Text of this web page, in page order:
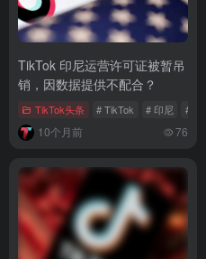
# 亚马逊
TikTok 印尼运营许可证被暂吊
销，因数据提供不配合？
TikTok头条 # TikTok # 印尼 # 运
10个月前 76